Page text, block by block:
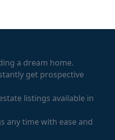
a dream home.
get prospective
listings available in
any time with ease and